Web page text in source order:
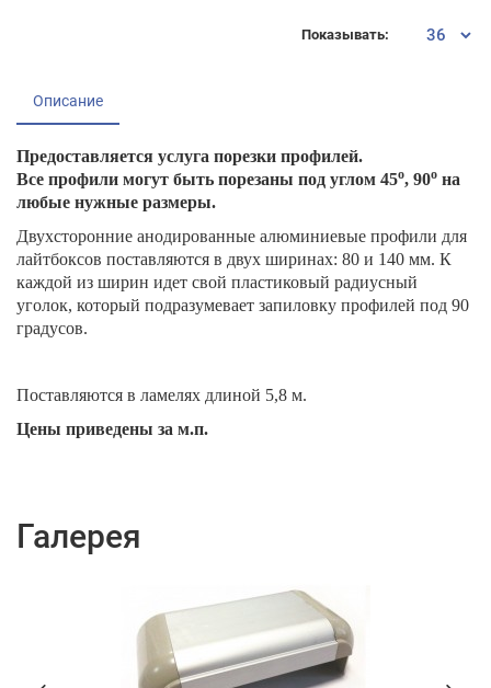
Показывать:
Описание
Предоставляется услуга порезки профилей.
Все профили могут быть порезаны под углом 45о, 90о на
любые нужные размеры.
Двухсторонние анодированные алюминиевые профили для
лайтбоксов поставляются в двух ширинах: 80 и 140 мм. К
каждой из ширин идет свой пластиковый радиусный
уголок, который подразумевает запиловку профилей под 90
градусов.
Поставляются в ламелях длиной 5,8 м.
Цены приведены за м.п.
Галерея